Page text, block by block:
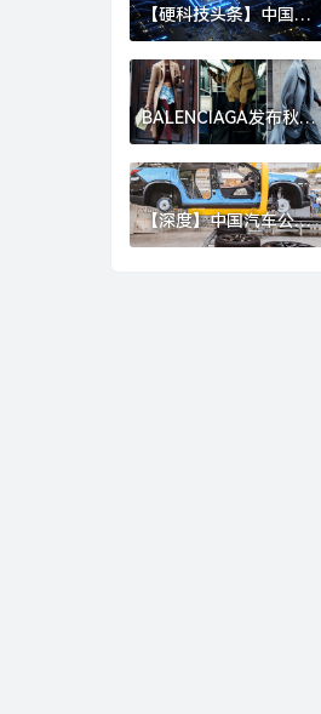
【硬科技头条】中国财
团集体“团灭”，英国芯
片 FTDI 跨国并购何以
崩盘？|界面新闻
BALENCIAGA发布秋季
26系列，GOLDEN
GOOSE北京旗舰店启幕
｜是日美好事物|界面新
闻 · 时尚
【深度】中国汽车公司
加速崛起，准备好迎接